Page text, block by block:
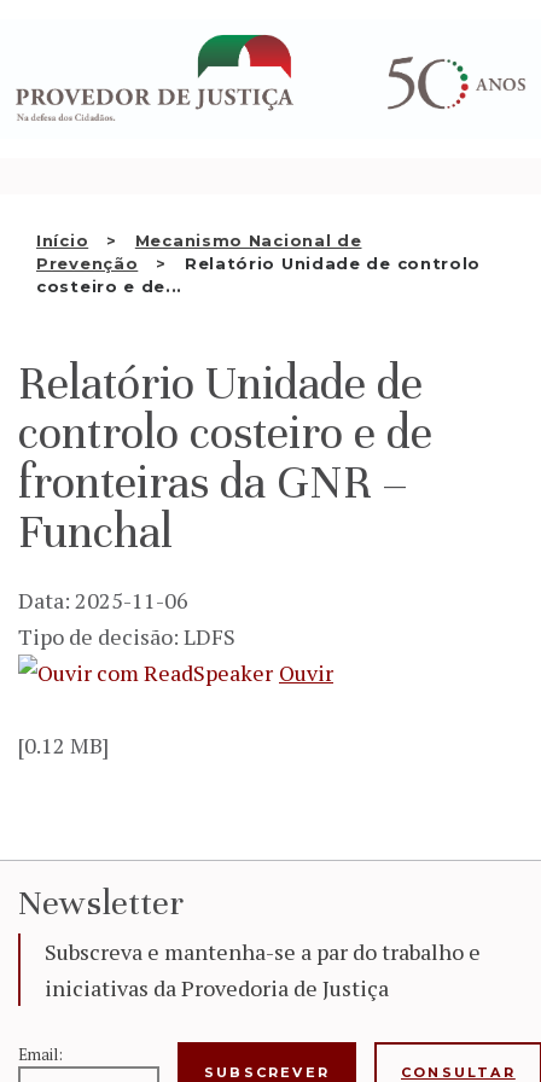
conteúdo
Início
Mecanismo Nacional de
Prevenção
Relatório Unidade de controlo
costeiro e de...
QUEM SOMOS
ATIVIDADE
RELAÇÕES INTERNACIONAIS
APRESENTAR QUEIXA
Relatório Unidade de
controlo costeiro e de
fronteiras da GNR –
Funchal
Data: 2025-11-06
Tipo de decisão: LDFS
Ouvir
[0.12 MB]
Newsletter
Subscreva e mantenha-se a par do trabalho e
iniciativas da Provedoria de Justiça
Email:
CONSULTAR